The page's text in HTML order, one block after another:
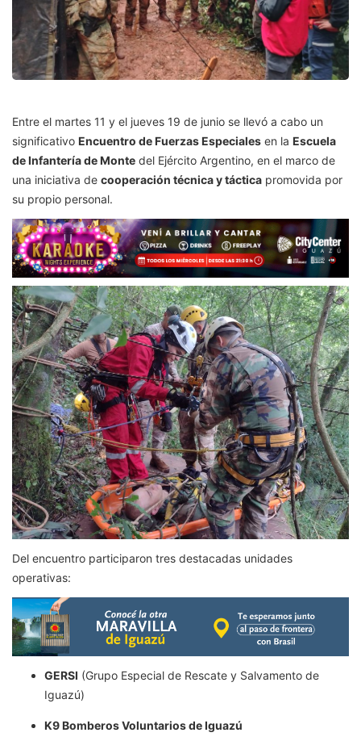
Entre el martes 11 y el jueves 19 de junio se llevó a cabo un
significativo Encuentro de Fuerzas Especiales en la Escuela
de Infantería de Monte del Ejército Argentino, en el marco de
una iniciativa de cooperación técnica y táctica promovida por
su propio personal.
Del encuentro participaron tres destacadas unidades
operativas:
GERSI (Grupo Especial de Rescate y Salvamento de
Iguazú)
K9 Bomberos Voluntarios de Iguazú